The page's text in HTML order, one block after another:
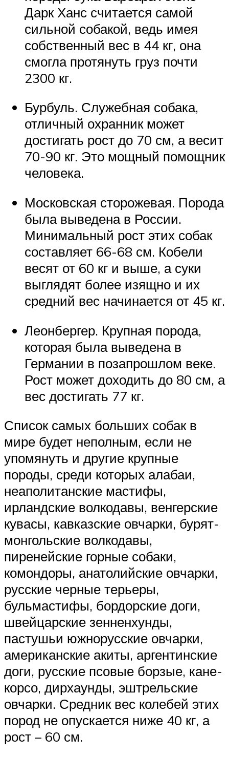
Дарк Ханс считается самой
сильной собакой, ведь имея
собственный вес в 44 кг, она
смогла протянуть груз почти
2300 кг.
Бурбуль. Служебная собака,
отличный охранник может
достигать рост до 70 см, а весит
70-90 кг. Это мощный помощник
человека.
Московская сторожевая. Порода
была выведена в России.
Минимальный рост этих собак
составляет 66-68 см. Кобели
весят от 60 кг и выше, а суки
выглядят более изящно и их
средний вес начинается от 45 кг.
Леонбергер. Крупная порода,
которая была выведена в
Германии в позапрошлом веке.
Рост может доходить до 80 см, а
вес достигать 77 кг.
Список самых больших собак в
мире будет неполным, если не
упомянуть и другие крупные
породы, среди которых алабаи,
неаполитанские мастифы,
ирландские волкодавы, венгерские
кувасы, кавказские овчарки, бурят-
монгольские волкодавы,
пиренейские горные собаки,
комондоры, анатолийские овчарки,
русские черные терьеры,
бульмастифы, бордорские доги,
швейцарские зенненхунды,
пастушьи южнорусские овчарки,
американские акиты, аргентинские
доги, русские псовые борзые, кане-
корсо, дирхаунды, эштрельские
овчарки. Средник вес колебей этих
пород не опускается ниже 40 кг, а
рост – 60 см.